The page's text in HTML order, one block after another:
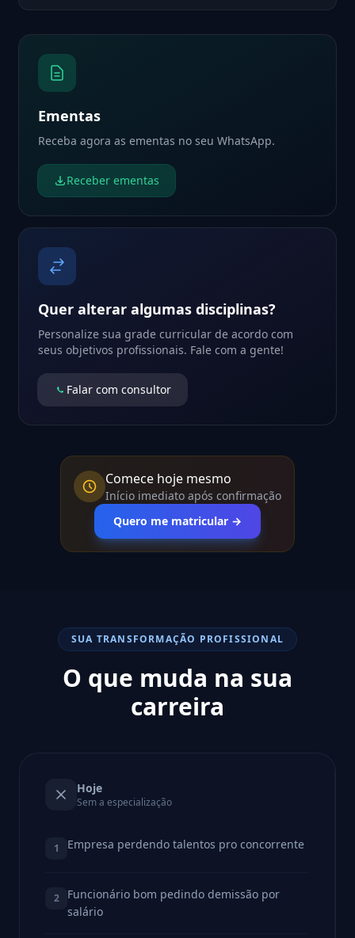
Ementas
Receba agora as ementas no seu WhatsApp.
Receber ementas
Quer alterar algumas disciplinas?
Personalize sua grade curricular de acordo com
seus objetivos profissionais. Fale com a gente!
Falar com consultor
Comece hoje mesmo
Início imediato após confirmação
Quero me matricular →
SUA TRANSFORMAÇÃO PROFISSIONAL
O que muda na sua
carreira
Hoje
Sem a especialização
1 Empresa perdendo talentos pro concorrente
2
Funcionário bom pedindo demissão por
salário